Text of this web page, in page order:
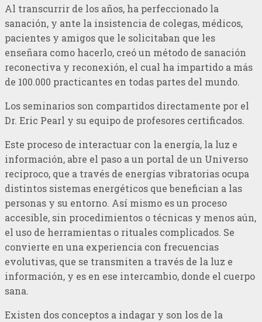
Al transcurrir de los años, ha perfeccionado la
sanación, y ante la insistencia de colegas, médicos,
pacientes y amigos que le solicitaban que les
enseñara como hacerlo, creó un método de sanación
reconectiva y reconexión, el cual ha impartido a más
de 100.000 practicantes en todas partes del mundo.
Los seminarios son compartidos directamente por el
Dr. Eric Pearl y su equipo de profesores certificados.
Este proceso de interactuar con la energía, la luz e
información, abre el paso a un portal de un Universo
recíproco, que a través de energías vibratorias ocupa
distintos sistemas energéticos que benefician a las
personas y su entorno. Así mismo es un proceso
accesible, sin procedimientos o técnicas y menos aún,
el uso de herramientas o rituales complicados. Se
convierte en una experiencia con frecuencias
evolutivas, que se transmiten a través de la luz e
información, y es en ese intercambio, donde el cuerpo
sana.
Existen dos conceptos a indagar y son los de la